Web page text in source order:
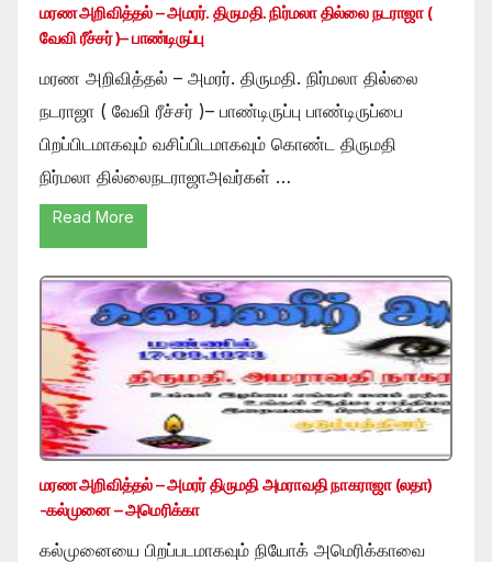
மரண அறிவித்தல் – அமரர். திருமதி. நிர்மலா தில்லை நடராஜா (
வேவி ரீச்சர் )– பாண்டிருப்பு
மரண அறிவித்தல் – அமரர். திருமதி. நிர்மலா தில்லை
நடராஜா ( வேவி ரீச்சர் )– பாண்டிருப்பு பாண்டிருப்பை
பிறப்பிடமாகவும் வசிப்பிடமாகவும் கொண்ட திருமதி
நிர்மலா தில்லைநடராஜாஅவர்கள் …
Read More
மரண அறிவித்தல் – அமரர் திருமதி அமராவதி நாகராஜா (லதா)
-கல்முனை – அமெரிக்கா
கல்முனையை பிறப்படமாகவும் நியோக் அமெரிக்காவை